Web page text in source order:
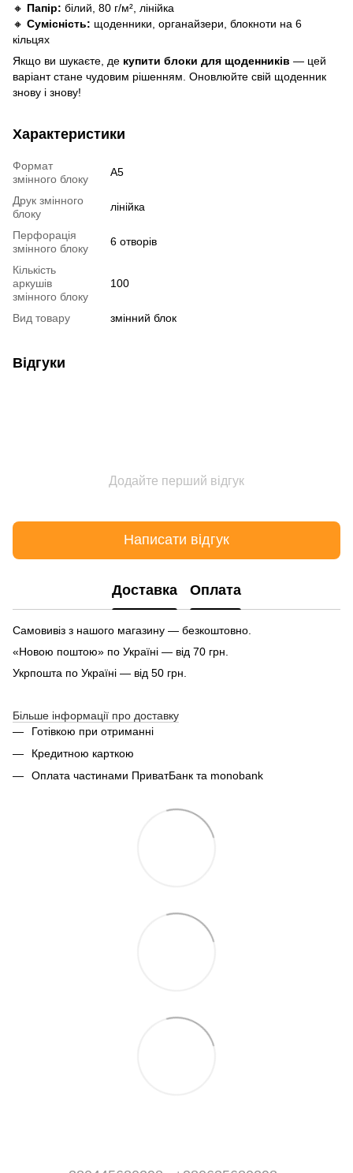
🔸 Папір: білий, 80 г/м², лінійка
🔸 Сумісність: щоденники, органайзери, блокноти на 6
кільцях
Якщо ви шукаєте, де купити блоки для щоденників — цей
варіант стане чудовим рішенням. Оновлюйте свій щоденник
знову і знову!
Характеристики
Формат
змінного блоку
А5
Друк змінного
блоку
лінійка
Перфорація
змінного блоку
6 отворів
Кількість
аркушів
змінного блоку
100
Вид товару змінний блок
Відгуки
Додайте перший відгук
Написати відгук
Доставка Оплата
Самовивіз з нашого магазину — безкоштовно.
«Новою поштою» по Україні — від 70 грн.
Укрпошта по Україні — від 50 грн.
Більше інформації про доставку
Готівкою при отриманні
Кредитною карткою
Оплата частинами ПриватБанк та monobank